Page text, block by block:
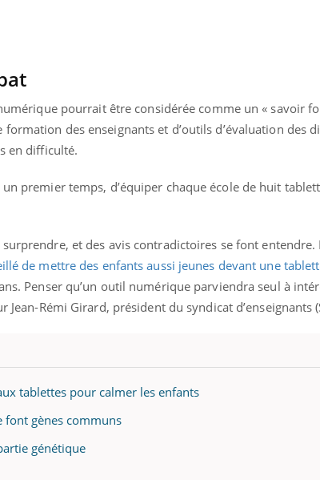
pourrait être considérée comme un « savoir
formation des enseignants et d’outils d’évaluation des
en difficulté.
premier temps, d’équiper chaque école de huit
et des avis contradictoires se font
de mettre des enfants aussi jeunes devant une
Penser qu’un outil numérique parviendra seul à
Rémi Girard, président du syndicat d’enseignants
tablettes pour calmer les enfants
font gènes communs
génétique